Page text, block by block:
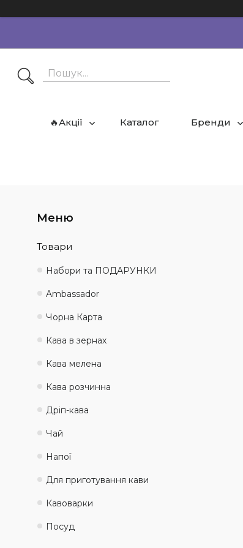
🔥Акції Каталог Бренди
Товари
Набори та ПОДАРУНКИ
Ambassadоr
Чорна Карта
Кава в зернах
Кава мелена
Кава розчинна
Дріп-кава
Чай
Напої
Для приготування кави
Кавоварки
Посуд